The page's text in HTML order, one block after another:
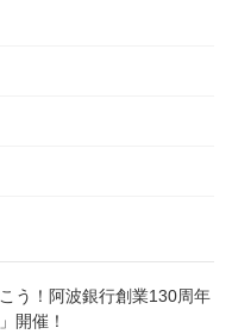
う！阿波銀行創業130周年
開催！